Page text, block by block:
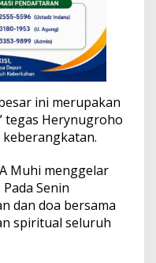
ini merupakan
tegas Herynugroho
Muhi menggelar
Senin
dan doa bersama
spiritual seluruh